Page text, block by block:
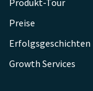
Produkt-Tour
Preise
Erfolgsgeschichten
Growth Services